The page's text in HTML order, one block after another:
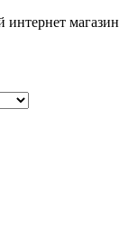
магазин